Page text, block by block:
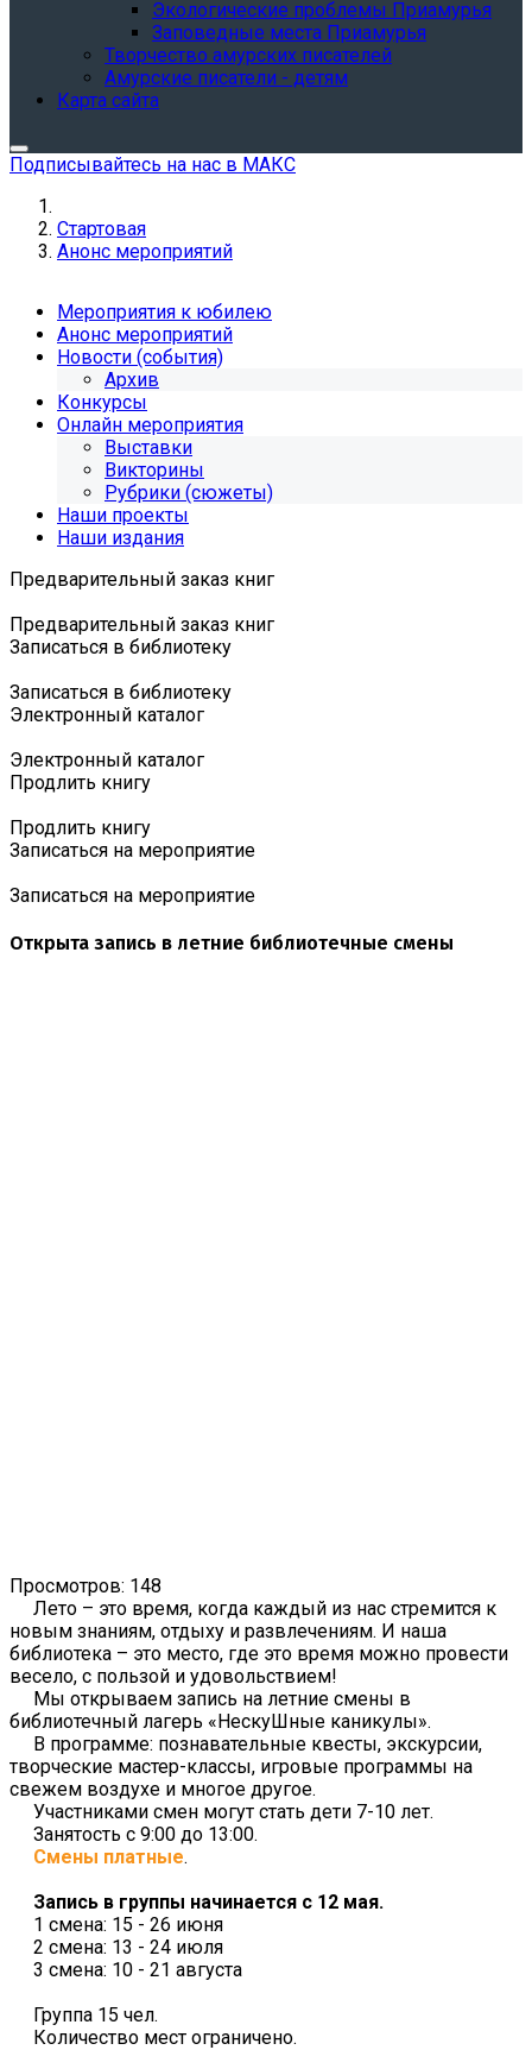
Экологические проблемы Приамурья
Заповедные места Приамурья
Творчество амурских писателей
Амурские писатели - детям
Карта сайта
Подписывайтесь на нас в МАКС
Стартовая
Анонс мероприятий
Мероприятия к юбилею
Анонс мероприятий
Новости (события)
Архив
Конкурсы
Онлайн мероприятия
Выставки
Викторины
Рубрики (сюжеты)
Наши проекты
Наши издания
Предварительный заказ книг
Предварительный заказ книг
Записаться в библиотеку
Записаться в библиотеку
Электронный каталог
Электронный каталог
Продлить книгу
Продлить книгу
Записаться на мероприятие
Записаться на мероприятие
Открыта запись в летние библиотечные смены
Просмотров: 148
Лето – это время, когда каждый из нас стремится к
новым знаниям, отдыху и развлечениям. И наша
библиотека – это место, где это время можно провести
весело, с пользой и удовольствием!
Мы открываем запись на летние смены в
библиотечный лагерь «НескуШные каникулы».
В программе: познавательные квесты, экскурсии,
творческие мастер-классы, игровые программы на
свежем воздухе и многое другое.
Участниками смен могут стать дети 7-10 лет.
Занятость с 9:00 до 13:00.
Смены платные.
Запись в группы начинается с 12 мая.
1 смена: 15 - 26 июня
2 смена: 13 - 24 июля
3 смена: 10 - 21 августа
Группа 15 чел.
Количество мест ограничено.